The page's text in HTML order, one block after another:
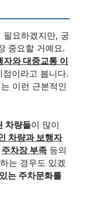
필요하겠지만, 궁
중요할 거예요.
자와 대중교통 이
이라고 봅니다.
이런 근본적인
차량들이 많이
차량과 보행자
주차장 부족 등의
는 경우도 있겠
는 주차문화를